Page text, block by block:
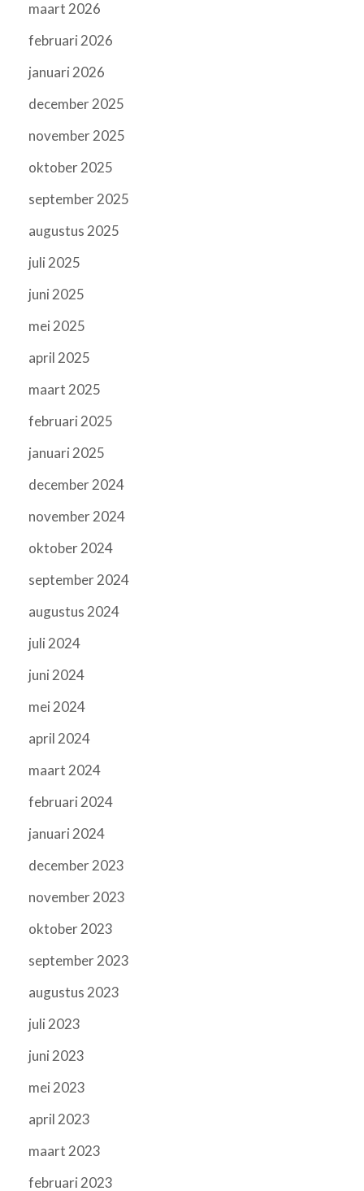
maart 2026
februari 2026
januari 2026
december 2025
november 2025
oktober 2025
september 2025
augustus 2025
juli 2025
juni 2025
mei 2025
april 2025
maart 2025
februari 2025
januari 2025
december 2024
november 2024
oktober 2024
september 2024
augustus 2024
juli 2024
juni 2024
mei 2024
april 2024
maart 2024
februari 2024
januari 2024
december 2023
november 2023
oktober 2023
september 2023
augustus 2023
juli 2023
juni 2023
mei 2023
april 2023
maart 2023
februari 2023